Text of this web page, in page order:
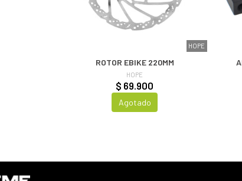
HOPE
ROTOR EBIKE 220MM
HOPE
$ 69.900
Agotado